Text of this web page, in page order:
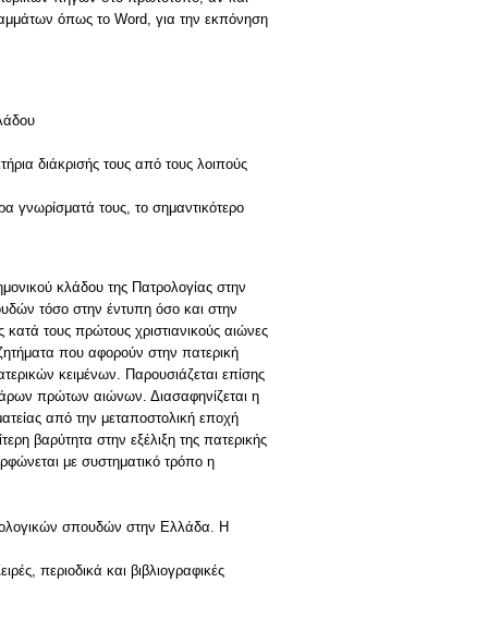
όπως το Word, για την εκπόνηση
διάκρισής τους από τους λοιπούς
γνωρίσματά τους, το σημαντικότερο
κλάδου της Πατρολογίας στην
τόσο στην έντυπη όσο και στην
τους πρώτους χριστιανικούς αιώνες
που αφορούν στην πατερική
κειμένων. Παρουσιάζεται επίσης
πρώτων αιώνων. Διασαφηνίζεται η
από την μεταποστολική εποχή
βαρύτητα στην εξέλιξη της πατερικής
με συστηματικό τρόπο η
σπουδών στην Ελλάδα. Η
περιοδικά και βιβλιογραφικές